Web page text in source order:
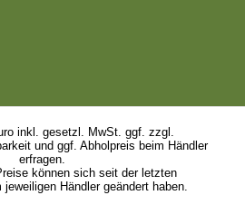
inkl. gesetzl. MwSt. ggf. zzgl.
und ggf. Abholpreis beim Händler
erfragen.
können sich seit der letzten
jeweiligen Händler geändert haben.